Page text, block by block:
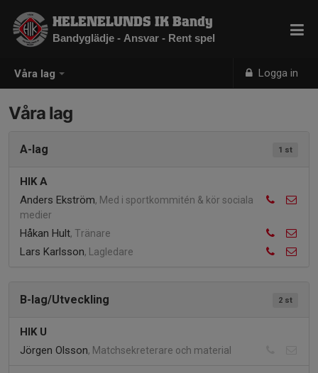
Våra lag Logga in
HELENELUNDS IK Bandy
Bandyglädje - Ansvar - Rent spel
Våra lag
1 st
A-lag
HIK A
Anders Ekström, Med i sportkommitén & kör sociala
medier
Håkan Hult, Tränare
Lars Karlsson, Lagledare
2 st
B-lag/Utveckling
HIK U
Jörgen Olsson, Matchsekreterare och material